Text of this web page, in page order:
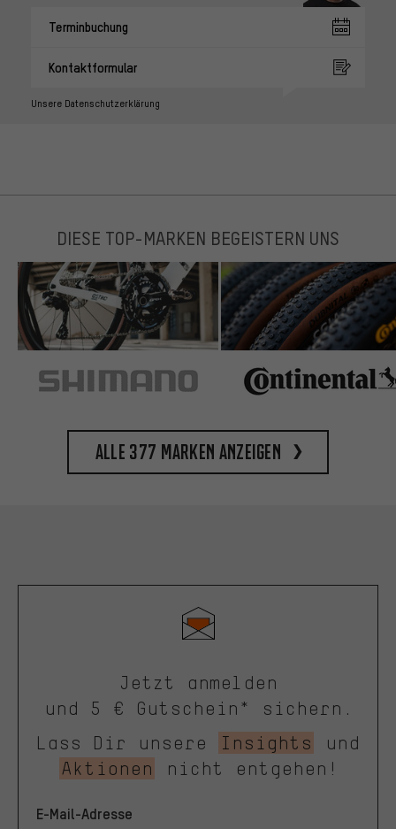
Terminbuchung
Kontaktformular
Unsere Datenschutzerklärung
DIESE TOP-MARKEN BEGEISTERN UNS
Alle 377 Marken anzeigen
Jetzt anmelden
und 5 € Gutschein* sichern.
Lass Dir unsere
Insights
und
Aktionen
nicht entgehen!
E-Mail-Adresse